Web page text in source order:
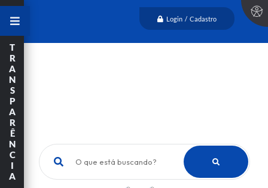
Login / Cadastro
O que está buscando?
T
R
A
N
S
P
A
R
Ê
N
C
I
A